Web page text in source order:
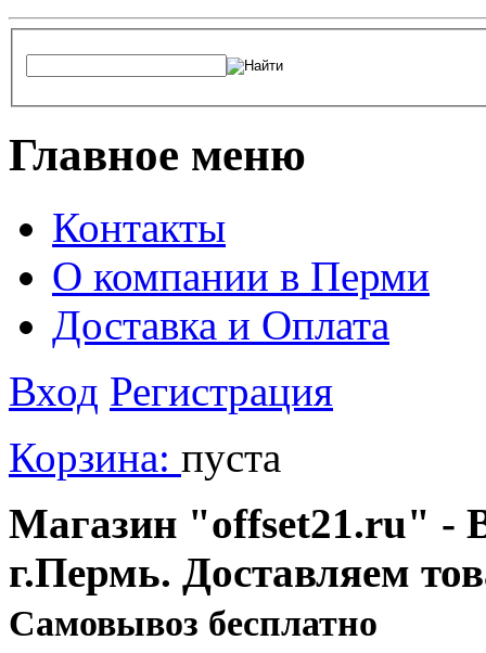
Главное меню
Контакты
О компании в Перми
Доставка и Оплата
Вход Регистрация
Корзина: пуста
Магазин "offset21.ru" -
г.Пермь. Доставляем
Cамовывоз бесплатно